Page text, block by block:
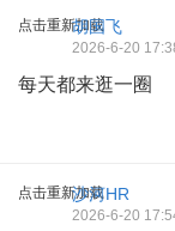
点击重新加载
胡国飞
2026-6-20
每天都来逛一圈
点击重新加载
沙河HR
2026-6-20